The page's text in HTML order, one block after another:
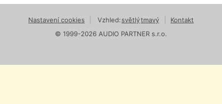
Nastavení cookies Vzhled:světlýtmavý
Kontakt
© 1999-2026 AUDIO PARTNER s.r.o.